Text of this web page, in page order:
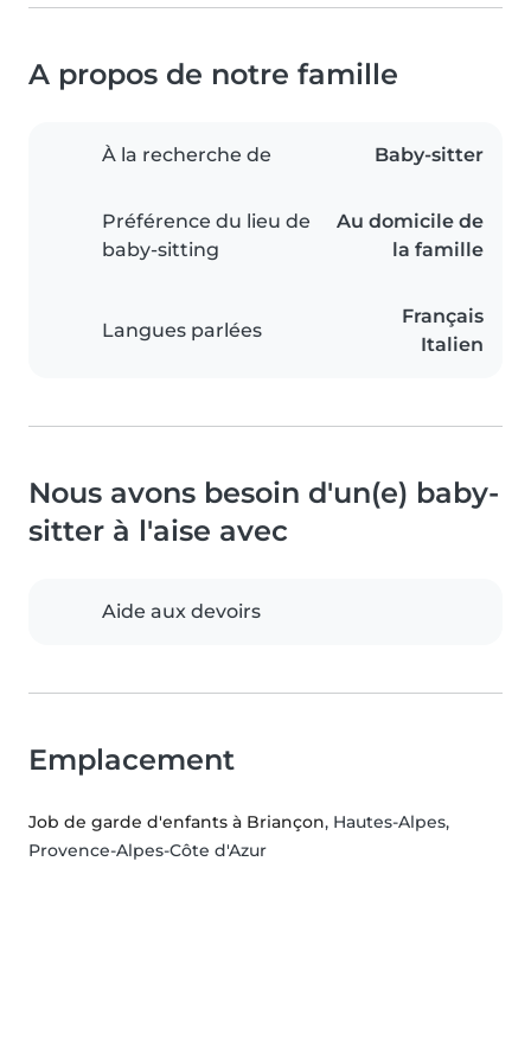
A propos de notre famille
À la recherche de Baby-sitter
Préférence du lieu de
baby-sitting
Au domicile de
la famille
Langues parlées
Français
Italien
Nous avons besoin d'un(e) baby-
sitter à l'aise avec
Aide aux devoirs
Emplacement
Job de garde d'enfants à Briançon, Hautes-Alpes,
Provence-Alpes-Côte d'Azur